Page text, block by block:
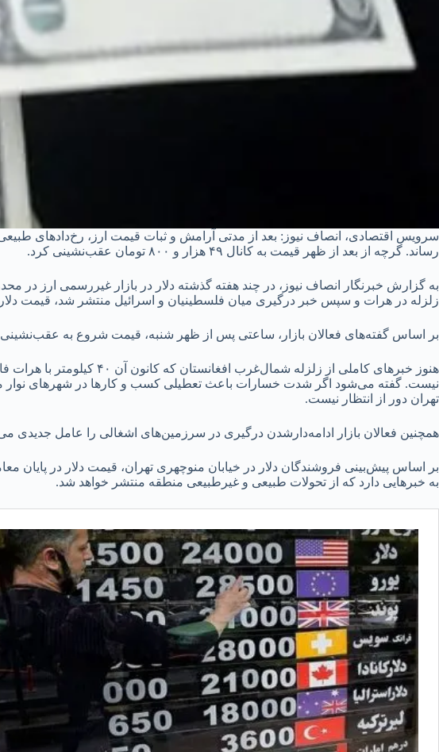
رساند. گرچه از بعد از ظهر قیمت به کانال ۴۹ هزار و ۸۰۰ تومان عقب‌نشینی کرد.
زلزله در هرات و سپس خبر درگیری میان فلسطینیان و اسرائیل منتشر شد، قیمت دلار در بازار
بر اساس گفته‌های فعالان بازار، ساعتی پس از ظهر شنبه، قیمت شروع به عقب‌نشینی کرد و در محدوده ۴۹ هزار
هنوز خبرهای کاملی از
نیست. گفته می‌شود اگر شدت خسارات باعث تعطیلی کسب و کارها در شهرهای نوار
تهران دور از انتظار نیست.
همچنین فعالان بازار ادامه‌دارشدن درگیری در سرزمین‌های اشغالی را عامل جدیدی
به خبرهایی دارد که از تحولات طبیعی و غیرطبیعی منطقه منتشر خواهد شد.